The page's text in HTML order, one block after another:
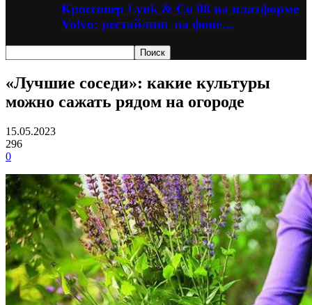
Кроссовер Lynk & Co 08 на платформе
Volvo: рестайлинг на фоне…
«Лучшие соседи»: какие культуры
можно сажать рядом на огороде
15.05.2023
296
0